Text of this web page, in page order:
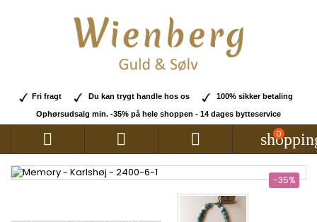
Fri fragt Du kan trygt handle hos os 100% sikker betaling
Ophørsudsalg min. -35% på hele shoppen - 14 dages bytteservice
   0
-35%